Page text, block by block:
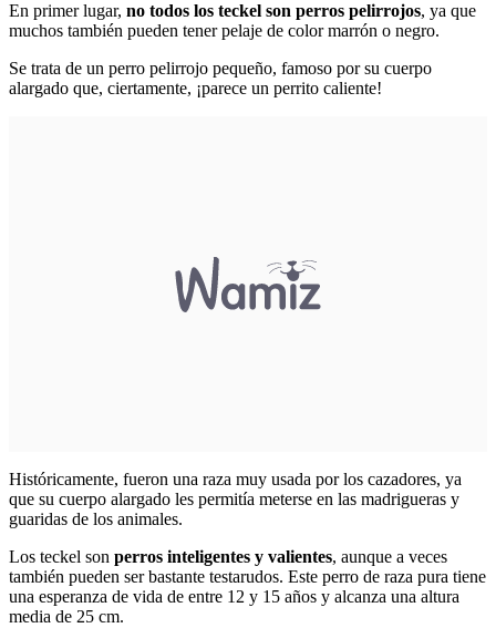
En primer lugar, no todos los teckel son perros pelirrojos, ya que
muchos también pueden tener pelaje de color marrón o negro.
Se trata de un perro pelirrojo pequeño, famoso por su cuerpo
alargado que, ciertamente, ¡parece un perrito caliente!
Históricamente, fueron una raza muy usada por los cazadores, ya
que su cuerpo alargado les permitía meterse en las madrigueras y
guaridas de los animales.
Los teckel son perros inteligentes y valientes, aunque a veces
también pueden ser bastante testarudos. Este perro de raza pura tiene
una esperanza de vida de entre 12 y 15 años y alcanza una altura
media de 25 cm.